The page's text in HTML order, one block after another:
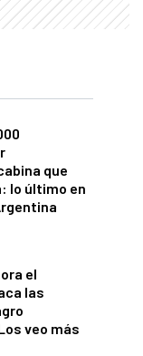
que
lo último en
el
las
veo más